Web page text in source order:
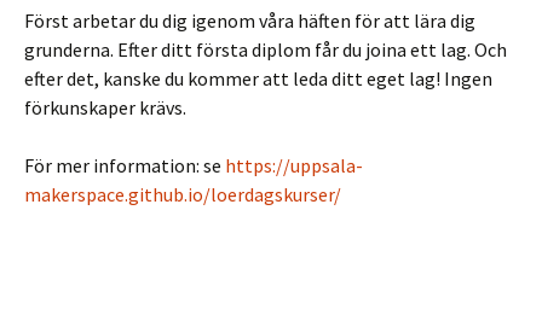
Först arbetar du dig igenom våra häften för att lära dig
grunderna. Efter ditt första diplom får du joina ett lag. Och
efter det, kanske du kommer att leda ditt eget lag! Ingen
förkunskaper krävs.
För mer information: se https://uppsala-
makerspace.github.io/loerdagskurser/